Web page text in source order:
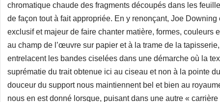
chromatique chaude des fragments découpés dans les
de façon tout à fait appropriée. En y renonçant, Joe
exclusif et majeur de faire chanter matière, formes, couleurs
au champ de l’œuvre sur papier et à la trame de la
entrelacent les bandes ciselées dans une démarche où la
suprématie du trait obtenue ici au ciseau et non à la pointe
douceur du support nous maintiennent bel et bien au
nous en est donné lorsque, puisant dans une autre «